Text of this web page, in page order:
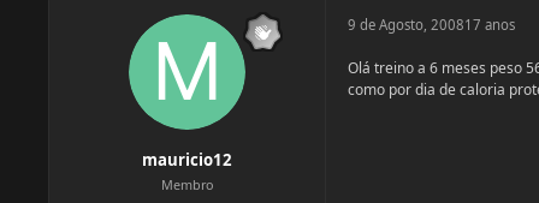
mauricio12
Membro
9 de Agosto, 200817 anos
Olá treino a 6 meses peso
como por dia de caloria